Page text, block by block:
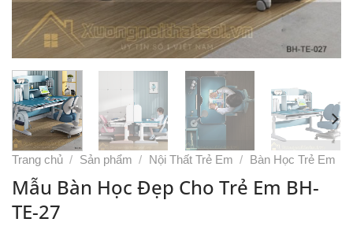
Trang chủ / Sản phẩm / Nội Thất Trẻ Em / Bàn Học Trẻ Em
Mẫu Bàn Học Đẹp Cho Trẻ Em BH-
TE-27